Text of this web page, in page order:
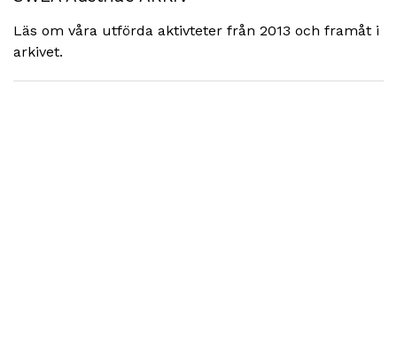
Läs om våra utförda aktivteter från 2013 och framåt i
arkivet.